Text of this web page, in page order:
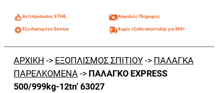
Aντιπρόσωπος STIHL Ασφαλείς Πληρωμές
Εξειδικευμένο Service Χωρίς εξοδα αποστολής για 80€+
ΑΡΧΙΚΗ -> ΕΞΟΠΛΙΣΜΟΣ ΣΠΙΤΙΟΥ-> ΠΑΛΑΓΚΑ
ΠΑΡΕΛΚΟΜΕΝΑ -> ΠΑΛΑΓΚΟ EXPRESS
500/999kg-12tn’ 63027